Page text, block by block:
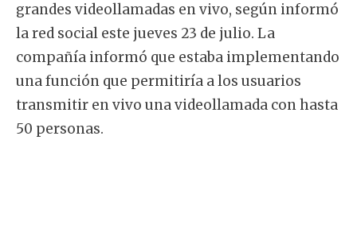
grandes videollamadas en vivo, según informó
la red social este jueves 23 de julio. La
compañía informó que estaba implementando
una función que permitiría a los usuarios
transmitir en vivo una videollamada con hasta
50 personas.